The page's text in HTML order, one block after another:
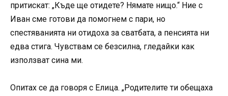
притискат: „Къде ще отидете? Нямате нищо.“ Ние с
Иван сме готови да помогнем с пари, но
спестяванията ни отидоха за сватбата, а пенсията ни
едва стига. Чувствам се безсилна, гледайки как
използват сина ми.
Опитах се да говоря с Елица. „Родителите ти обещаха